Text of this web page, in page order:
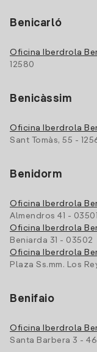
Benicarló
Oficina Iberdrola
12580
Benicàssim
Oficina Iberdrola
Sant Tomàs, 55 -
Benidorm
Oficina Iberdrola
Almendros 41 - 03501
Oficina Iberdrola
Beniarda 31 - 03502
Oficina Iberdrola
Plaza Ss.mm. Los
Benifaio
Oficina Iberdrola
Santa Barbera 3 -